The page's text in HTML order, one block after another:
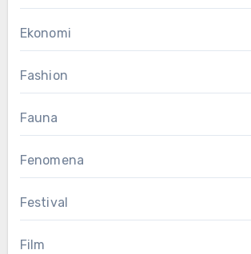
Ekonomi
Fashion
Fauna
Fenomena
Festival
Film